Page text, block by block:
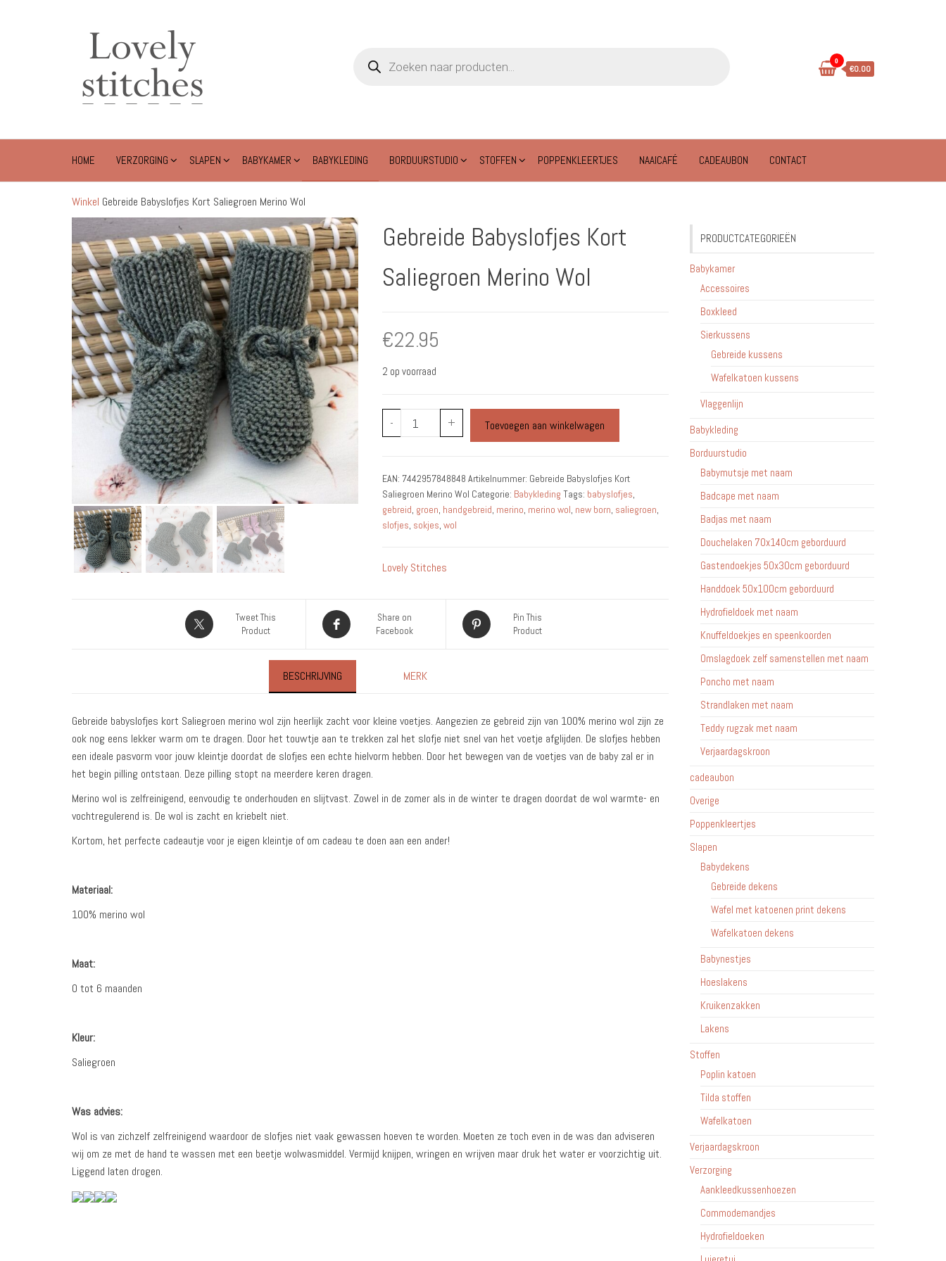
zoeken 0
€0.00
HOME VERZORGING SLAPEN BABYKAMER BABYKLEDING BORDUURSTUDIO STOFFEN POPPENKLEERTJES NAAICAFÉ CADEAUBON CONTACT
Winkel Gebreide Babyslofjes Kort Saliegroen Merino Wol
Gebreide Babyslofjes Kort
Saliegroen Merino Wol
€22.95
2 op voorraad
-
Gebreide
Babyslofjes
Wol
aantal
+ Toevoegen aan winkelwagen
EAN: 7442957848848 Artikelnummer: Gebreide Babyslofjes Kort
Saliegroen Merino Wol Categorie: Babykleding Tags: babyslofjes,
gebreid, groen, handgebreid, merino, merino wol, new born, saliegroen,
slofjes, sokjes, wol
Lovely Stitches
Tweet This
Product
Share on
Facebook
Pin This
Product
BESCHRIJVING MERK
Gebreide babyslofjes kort Saliegroen merino wol zijn heerlijk zacht voor kleine voetjes. Aangezien ze gebreid zijn van 100% merino wol zijn ze
ook nog eens lekker warm om te dragen. Door het touwtje aan te trekken zal het slofje niet snel van het voetje afglijden. De slofjes hebben
een ideale pasvorm voor jouw kleintje doordat de slofjes een echte hielvorm hebben. Door het bewegen van de voetjes van de baby zal er in
het begin pilling ontstaan. Deze pilling stopt na meerdere keren dragen.
Merino wol is zelfreinigend, eenvoudig te onderhouden en slijtvast. Zowel in de zomer als in de winter te dragen doordat de wol warmte- en
vochtregulerend is. De wol is zacht en kriebelt niet.
Kortom, het perfecte cadeautje voor je eigen kleintje of om cadeau te doen aan een ander!
Materiaal:
100% merino wol
Maat:
0 tot 6 maanden
Kleur:
Saliegroen
Was advies:
Wol is van zichzelf zelfreinigend waardoor de slofjes niet vaak gewassen hoeven te worden. Moeten ze toch even in de was dan adviseren
wij om ze met de hand te wassen met een beetje wolwasmiddel. Vermijd knijpen, wringen en wrijven maar druk het water er voorzichtig uit.
Liggend laten drogen.
PRODUCTCATEGORIEËN
Babykamer
Accessoires
Boxkleed
Sierkussens
Gebreide kussens
Wafelkatoen kussens
Vlaggenlijn
Babykleding
Borduurstudio
Babymutsje met naam
Badcape met naam
Badjas met naam
Douchelaken 70x140cm geborduurd
Gastendoekjes 50x30cm geborduurd
Handdoek 50x100cm geborduurd
Hydrofieldoek met naam
Knuffeldoekjes en speenkoorden
Omslagdoek zelf samenstellen met naam
Poncho met naam
Strandlaken met naam
Teddy rugzak met naam
Verjaardagskroon
cadeaubon
Overige
Poppenkleertjes
Slapen
Babydekens
Gebreide dekens
Wafel met katoenen print dekens
Wafelkatoen dekens
Babynestjes
Hoeslakens
Kruikenzakken
Lakens
Stoffen
Poplin katoen
Tilda stoffen
Wafelkatoen
Verjaardagskroon
Verzorging
Aankleedkussenhoezen
Commodemandjes
Hydrofieldoeken